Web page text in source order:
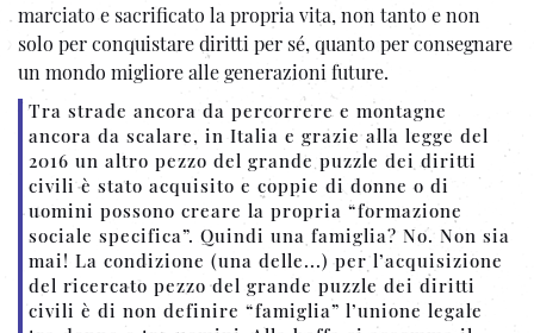
marciato e sacrificato la propria vita, non tanto e non
solo per conquistare diritti per sé, quanto per consegnare
un mondo migliore alle generazioni future.
Tra strade ancora da percorrere e montagne
ancora da scalare, in Italia e grazie alla legge del
2016 un altro pezzo del grande puzzle dei diritti
civili è stato acquisito e coppie di donne o di
uomini possono creare la propria “formazione
sociale specifica”. Quindi una famiglia? No. Non sia
mai! La condizione (una delle...) per l’acquisizione
del ricercato pezzo del grande puzzle dei diritti
civili è di non definire “famiglia” l’unione legale